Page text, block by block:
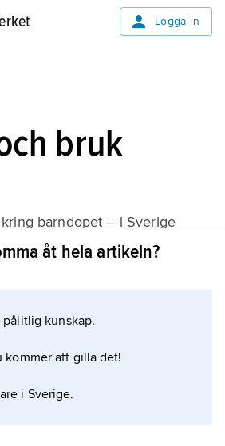
Logga in
bruk
barndopet – i Sverige
håll – har ofta förknippats
om artikeln
åt hela artikeln?
kunskap.
kommer att gilla det!
i Sverige.